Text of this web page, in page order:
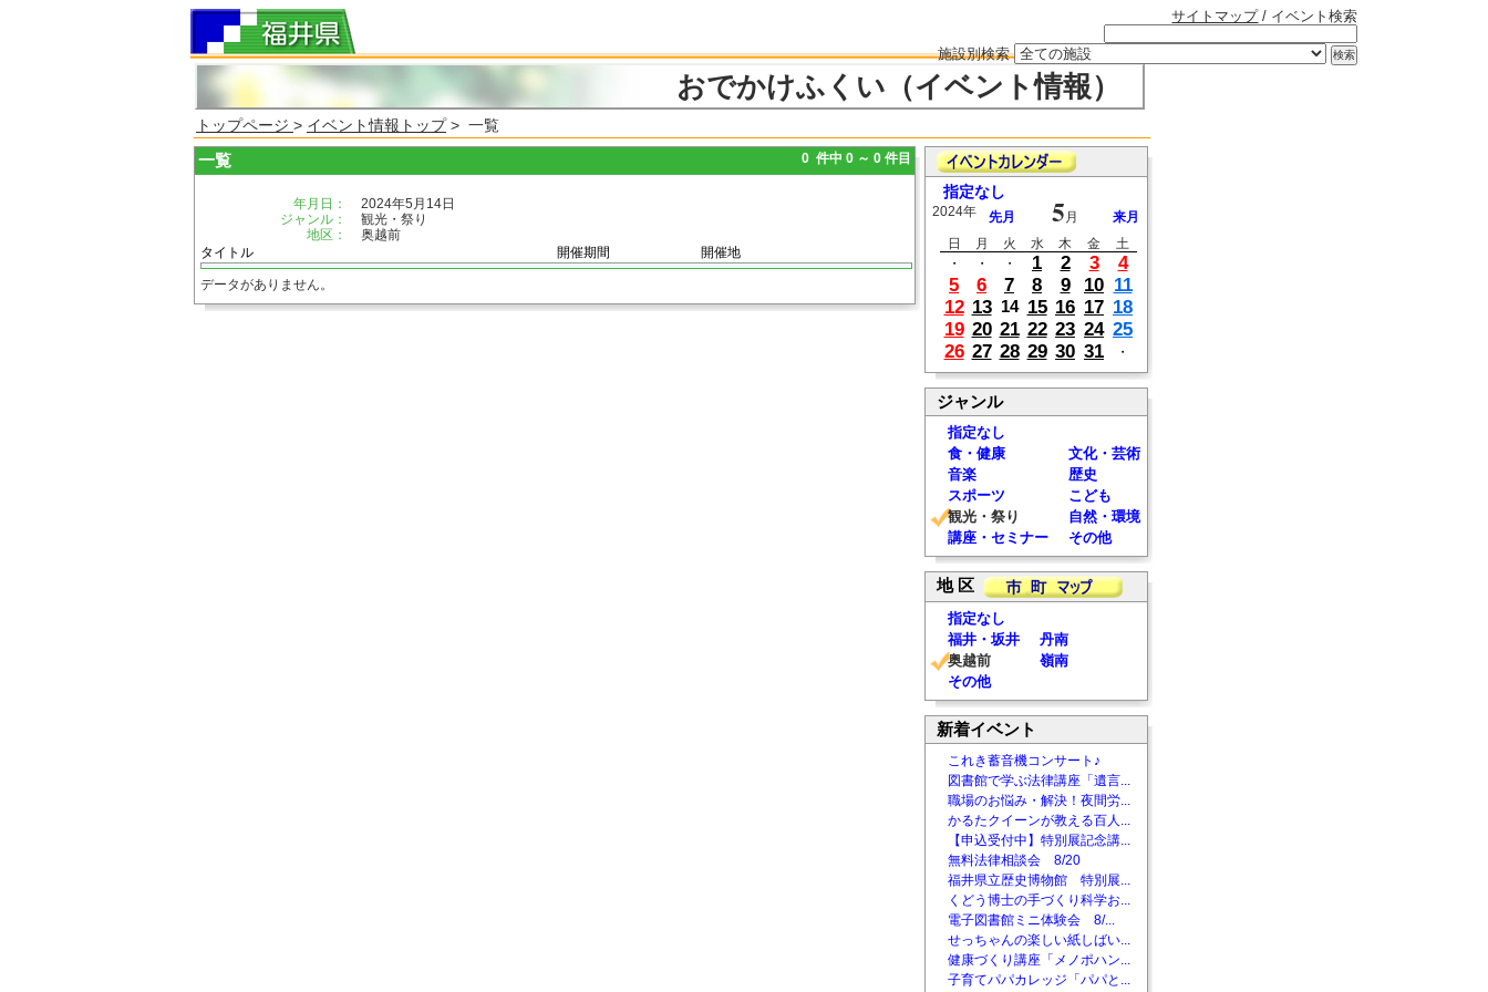
サイトマップ/ イベント検索
施設別検索
おでかけふくい（イベント情報）
トップページ > イベント情報トップ> 一覧
一覧 0 件中 0 ～ 0 件目
年月日：
2024年5月14日
ジャンル：
観光・祭り
地区：
奥越前
タイトル
開催期間 開催地
データがありません。
指定なし
2024年 先月 5 月
来月
日
月 火 水 木 金
土
・
・ ・ 1 2 3
4
5
6 7 8 9 10 11
12 13 14 15 16 17 18
19 20 21 22 23 24 25
26 27 28 29 30 31 ・
ジャンル
指定なし
食・健康
文化・芸術
音楽
歴史
スポーツ
こども
観光・祭り
自然・環境
講座・セミナー
その他
地 区
指定なし
福井・坂井
丹南
奥越前
嶺南
その他
新着イベント
これき蓄音機コンサート♪
図書館で学ぶ法律講座「遺言...
職場のお悩み・解決！夜間労...
かるたクイーンが教える百人...
【申込受付中】特別展記念講...
無料法律相談会 8/20
福井県立歴史博物館 特別展...
くどう博士の手づくり科学お...
電子図書館ミニ体験会 8/...
せっちゃんの楽しい紙しばい...
健康づくり講座「メノポハン...
子育てパパカレッジ「パパと...